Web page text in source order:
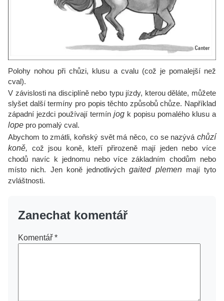
Polohy nohou při chůzi, klusu a cvalu (což je pomalejší než
cval).
V závislosti na disciplíně nebo typu jízdy, kterou děláte, můžete
slyšet další termíny pro popis těchto způsobů chůze. Například
západní jezdci používají termín jog k popisu pomalého klusu a
lope pro pomalý cval.
Abychom to zmátli, koňský svět má něco, co se nazývá chůzí
koně, což jsou koně, kteří přirozeně mají jeden nebo více
chodů navíc k jednomu nebo více základním chodům nebo
místo nich. Jen koně jednotlivýchgaited plemenmají tyto
zvláštnosti.
Zanechat komentář
Komentář *